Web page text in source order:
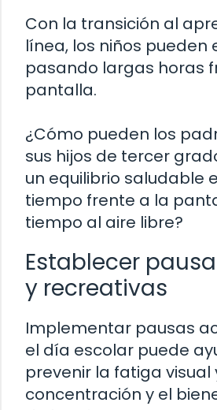
Con la transición al
línea, los niños pueden
pasando largas horas
pantalla.
¿Cómo pueden los
sus hijos de tercer
un equilibrio saludable
tiempo frente a la
tiempo al aire libre?
Establecer
y recreativas
Implementar pausas
el día escolar puede
prevenir la fatiga visual
concentración y el